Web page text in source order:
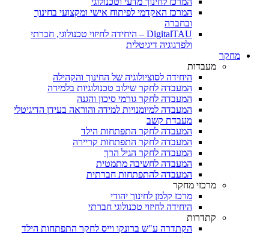
המרכז האקדמי לפיתוח אישי ומקצועי בחינוך
ובחברה
DigitalTAU – היחידה לחיזוי טכנולוגי, חברתי
ולפדגוגיה דיגיטלית
מחקר
מעבדות
היחידה לסוציולוגיה של החינוך והקהילה
המעבדה לחקר שילוב טכנולוגיות בלמידה
המעבדה לחקר גורמי סיכון והגנה
המעבדה למיומנויות למידה והוראה בעידן הדיגיטלי
מעבדת קשב
המעבדה לחקר התפתחות הילד
המעבדה לחקר התפתחות קריירה
המעבדה לחקר הגיל הרך
המעבדה לחשיבה מתמטית
המעבדה להתפתחות חברתית
מרכזי מחקר
מרכז קלמן לחינוך יהודי
היחידה לחיזוי טכנולוגי חברתי
קתדרות
הקתדרה ע"ש ברונקו וייס לחקר התפתחות הילד